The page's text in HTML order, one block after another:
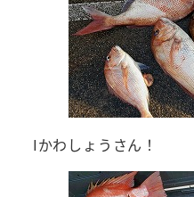
Iかわしょうさん！